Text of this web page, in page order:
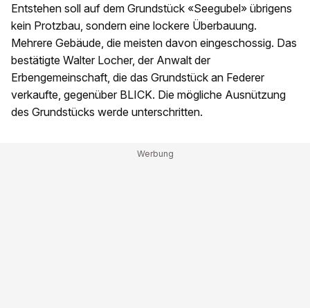
Entstehen soll auf dem Grundstück «Seegubel» übrigens
kein Protzbau, sondern eine lockere Überbauung.
Mehrere Gebäude, die meisten davon eingeschossig. Das
bestätigte Walter Locher, der Anwalt der
Erbengemeinschaft, die das Grundstück an Federer
verkaufte, gegenüber BLICK. Die mögliche Ausnützung
des Grundstücks werde unterschritten.